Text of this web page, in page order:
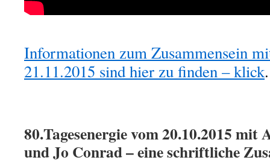
Informationen zum Zusammensein
21.11.2015 sind hier zu finden – klick.
80.Tagesenergie vom 20.10.2015 mit
und Jo Conrad – eine schriftliche